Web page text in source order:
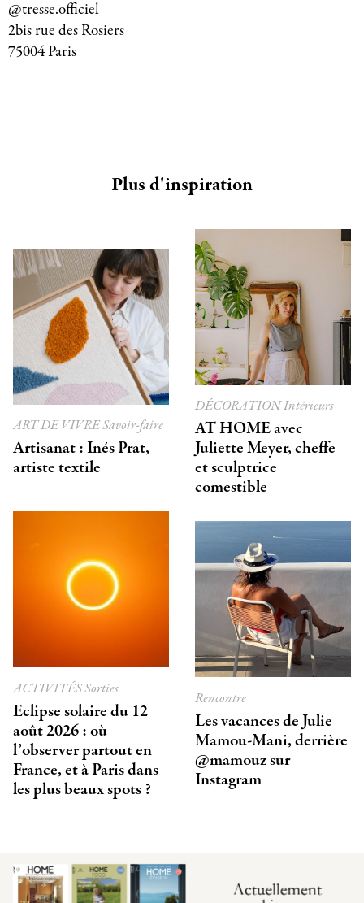
@tresse.officiel
2bis rue des Rosiers
75004 Paris
Plus d'inspiration
ART DE VIVRESavoir-faire
Artisanat : Inés Prat,
artiste textile
DÉCORATIONIntérieurs
AT HOME avec
Juliette Meyer, cheffe
et sculptrice
comestible
ACTIVITÉSSorties
Eclipse solaire du 12
août 2026 : où
l’observer partout en
France, et à Paris dans
les plus beaux spots ?
Rencontre
Les vacances de Julie
Mamou-Mani, derrière
@mamouz sur
Instagram